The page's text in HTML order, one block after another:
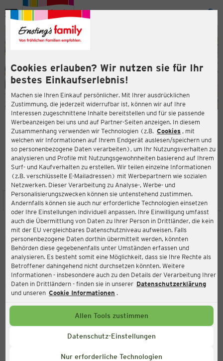
Cookies erlauben? Wir nutzen sie für Ihr
bestes Einkaufserlebnis!
Machen sie Ihren Einkauf persönlicher. Mit Ihrer ausdrücklichen
Zustimmung, die jederzeit widerrufbar ist, können wir auf Ihre
Interessen zugeschnittene Inhalte bereitstellen und für sie passende
Werbeanzeigen bei uns und auf Partner-Seiten anzeigen. In diesem
Zusammenhang verwenden wir Technologien (z.B. Cookies , mit
welchen wir Informationen auf Ihrem Endgerät auslesen/speichern und
so personenbezogene Daten verarbeiten), um Ihr Nutzungsverhalten zu
analysieren und Profile mit Nutzungsgewohnheiten basierend auf Ihrem
Surf- und Kaufverhalten zu erstellen. Wir teilen einzelne Informationen
(z.B. verschlüsselte E-Mailadressen) mit Werbepartnern wie sozialen
Netzwerken. Dieser Verarbeitung zu Analyse-, Werbe- und
Personalisierungszwecken können sie untenstehend zustimmen.
Andernfalls können sie auch nur erforderliche Technologien einsetzen
oder Ihre Einstellungen individuell anpassen. Ihre Einwilligung umfasst
auch die Übermittlung von Daten zu Ihrer Person in Drittländer, die kein
mit der EU vergleichbares Datenschutzniveau aufweisen. Falls
personenbezogene Daten dorthin übermittelt werden, könnten
Behörden diese gegebenenfalls unter Umständen erfassen und
analysieren. Es besteht somit eine Möglichkeit, dass sie Ihre Rechte als
Betroffener dahingehend nicht durchsetzen könnten. Weitere
Informationen - insbesondere auch zu den Details der Verarbeitung Ihrer
Daten in Drittländern - finden sie in unserer Datenschutzerklärung
und unseren Cookie Informationen .
Allen Tools zustimmen
Datenschutz-Einstellungen
Nur erforderliche Technologien
Menü
ERNSTING'S FAMILY FILIALE
Bonifatiusstraße 59
48429 Rheine
3,9
Bewertung:
STANDORT SERVICES SORTIMENT AKTIONEN
Ernsting's family
Bonifatiusstraße 59, 48429 Rheine
Aktuell:
Geschlossen
Service Hotline
+43 (0) 1 2675 502